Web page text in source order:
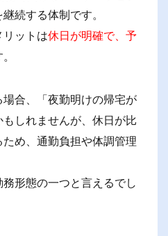
続する体制です。
ットは休日が明確で、予
合、「夜勤明けの帰宅が
しれませんが、休日が比
め、通勤負担や体調管理
形態の一つと言えるでし